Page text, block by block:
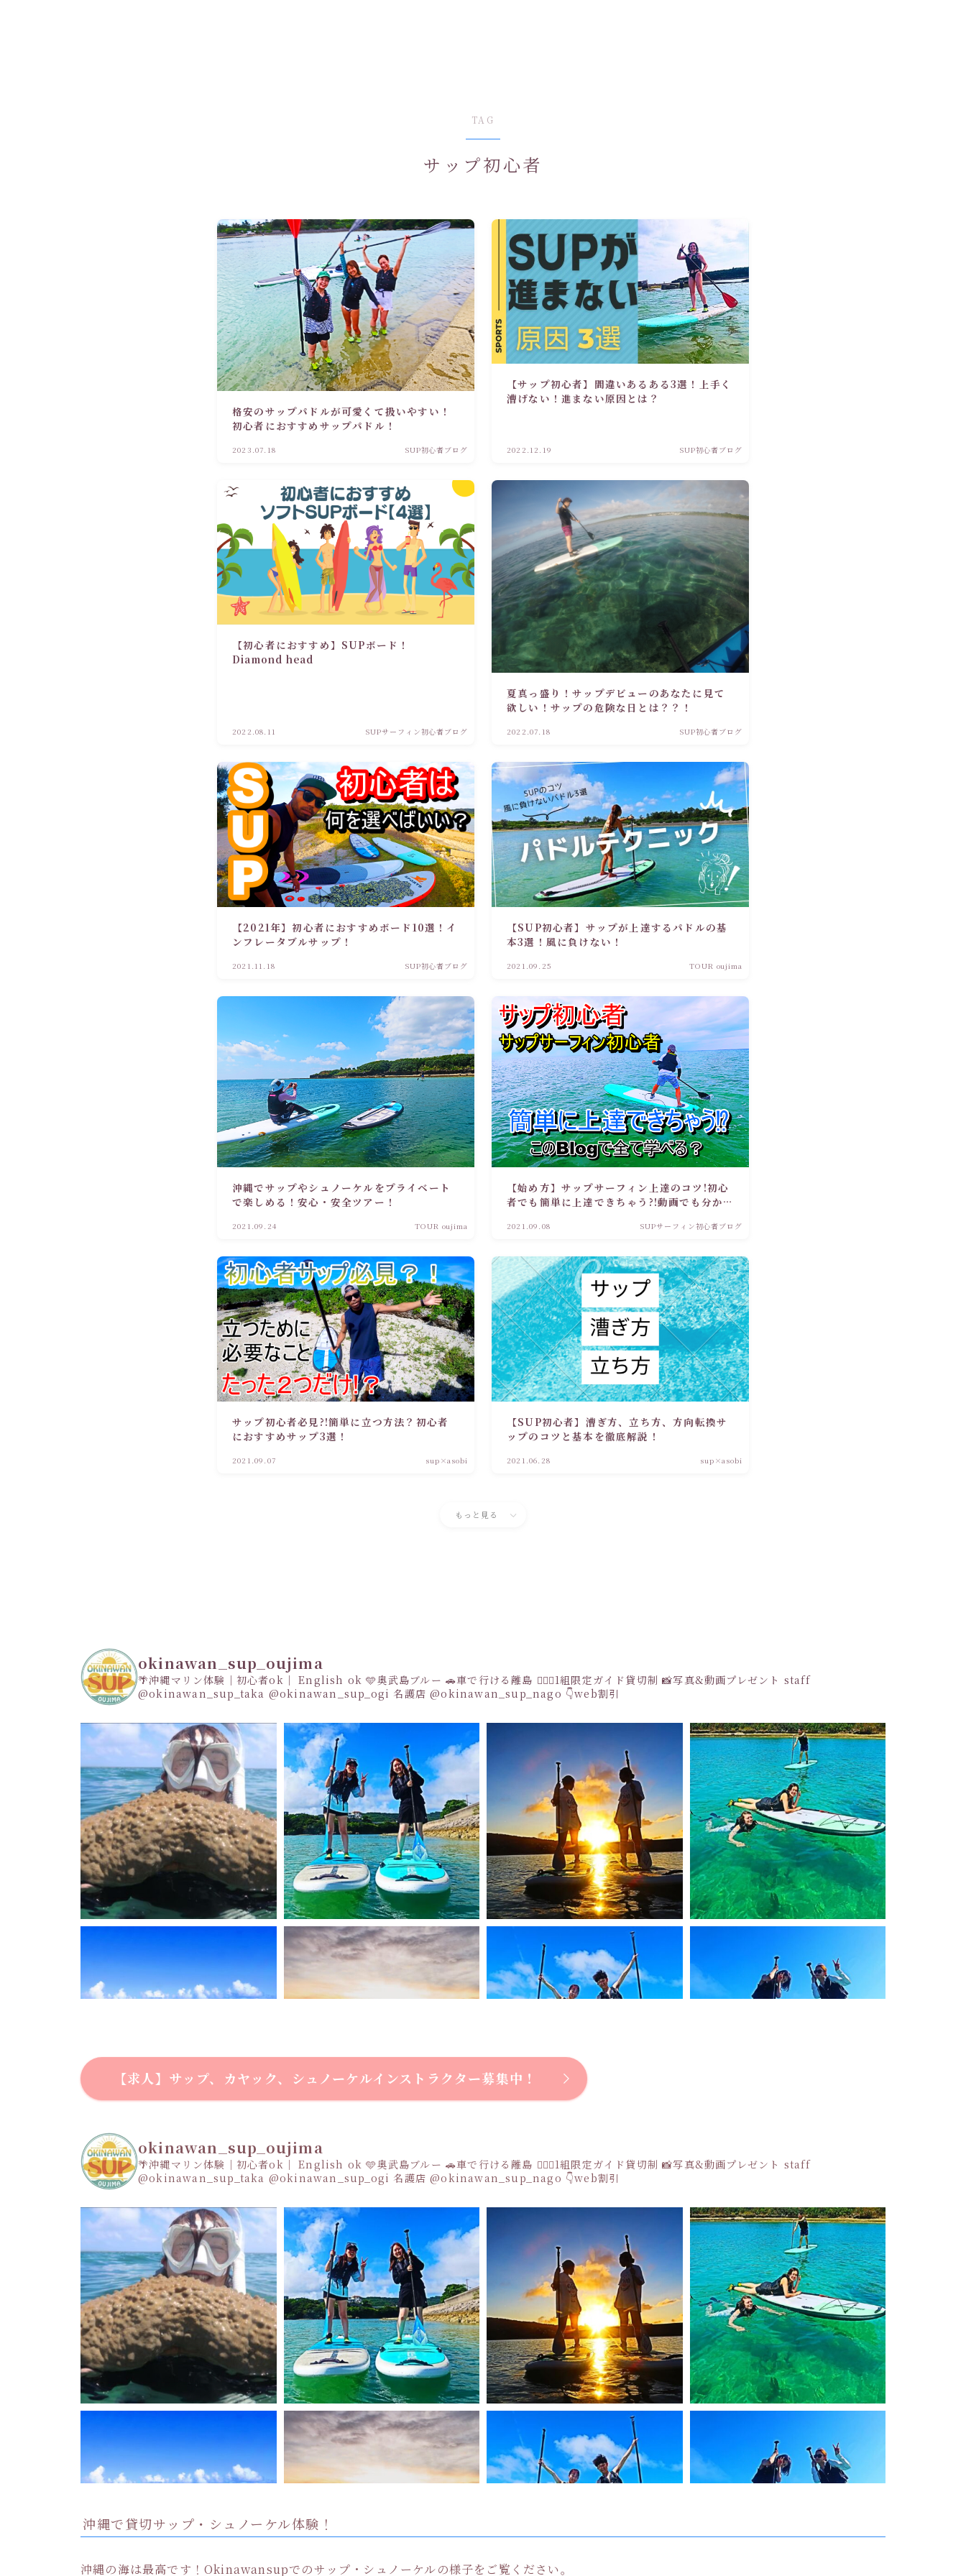
TAG
サップ初心者
格安のサップパドルが可愛くて扱いやすい！
初心者におすすめサップパドル！
2023.07.18 SUP初心者ブログ
【サップ初心者】間違いあるある3選！上手く
漕げない！進まない原因とは？
2022.12.19 SUP初心者ブログ
【初心者におすすめ】SUPボード！
Diamond head
2022.08.11 SUPサーフィン初心者ブログ
夏真っ盛り！サップデビューのあなたに見て
欲しい！サップの危険な日とは？？！
2022.07.18 SUP初心者ブログ
【2021年】初心者におすすめボード10選！イ
ンフレータブルサップ！
2021.11.18 SUP初心者ブログ
【SUP初心者】サップが上達するパドルの基
本3選！風に負けない！
2021.09.25 TOUR oujima
沖縄でサップやシュノーケルをプライベート
で楽しめる！安心・安全ツアー！
2021.09.24 TOUR oujima
【始め方】サップサーフィン上達のコツ!初心
者でも簡単に上達できちゃう?!動画でも分か
2021.09.08 SUPサーフィン初心者ブログ
サップ初心者必見?!簡単に立つ方法？初心者
におすすめサップ3選！
2021.09.07 sup×asobi
【SUP初心者】漕ぎ方、立ち方、方向転換サ
ップのコツと基本を徹底解説！
2021.06.28 sup×asobi
もっと見る
okinawan_sup_oujima
🌴沖縄マリン体験｜初心者ok｜ English ok 🩵奥武島ブルー 🚗車で行ける離島 👩‍❤️‍👩1組限定ガイド貸切制 📸写真&動画プレゼント staff
@okinawan_sup_taka @okinawan_sup_ogi名護店 @okinawan_sup_nago 👇web割引
さらに読み込む Instagram でフォロー
【求人】サップ、カヤック、シュノーケルインストラクター募集中！
okinawan_sup_oujima
🌴沖縄マリン体験｜初心者ok｜ English ok 🩵奥武島ブルー 🚗車で行ける離島 👩‍❤️‍👩1組限定ガイド貸切制 📸写真&動画プレゼント staff
@okinawan_sup_taka @okinawan_sup_ogi 名護店 @okinawan_sup_nago 👇web割引
沖縄で貸切サップ・シュノーケル体験！
沖縄の海は最高です！Okinawansupでのサップ・シュノーケルの様子をご覧ください。